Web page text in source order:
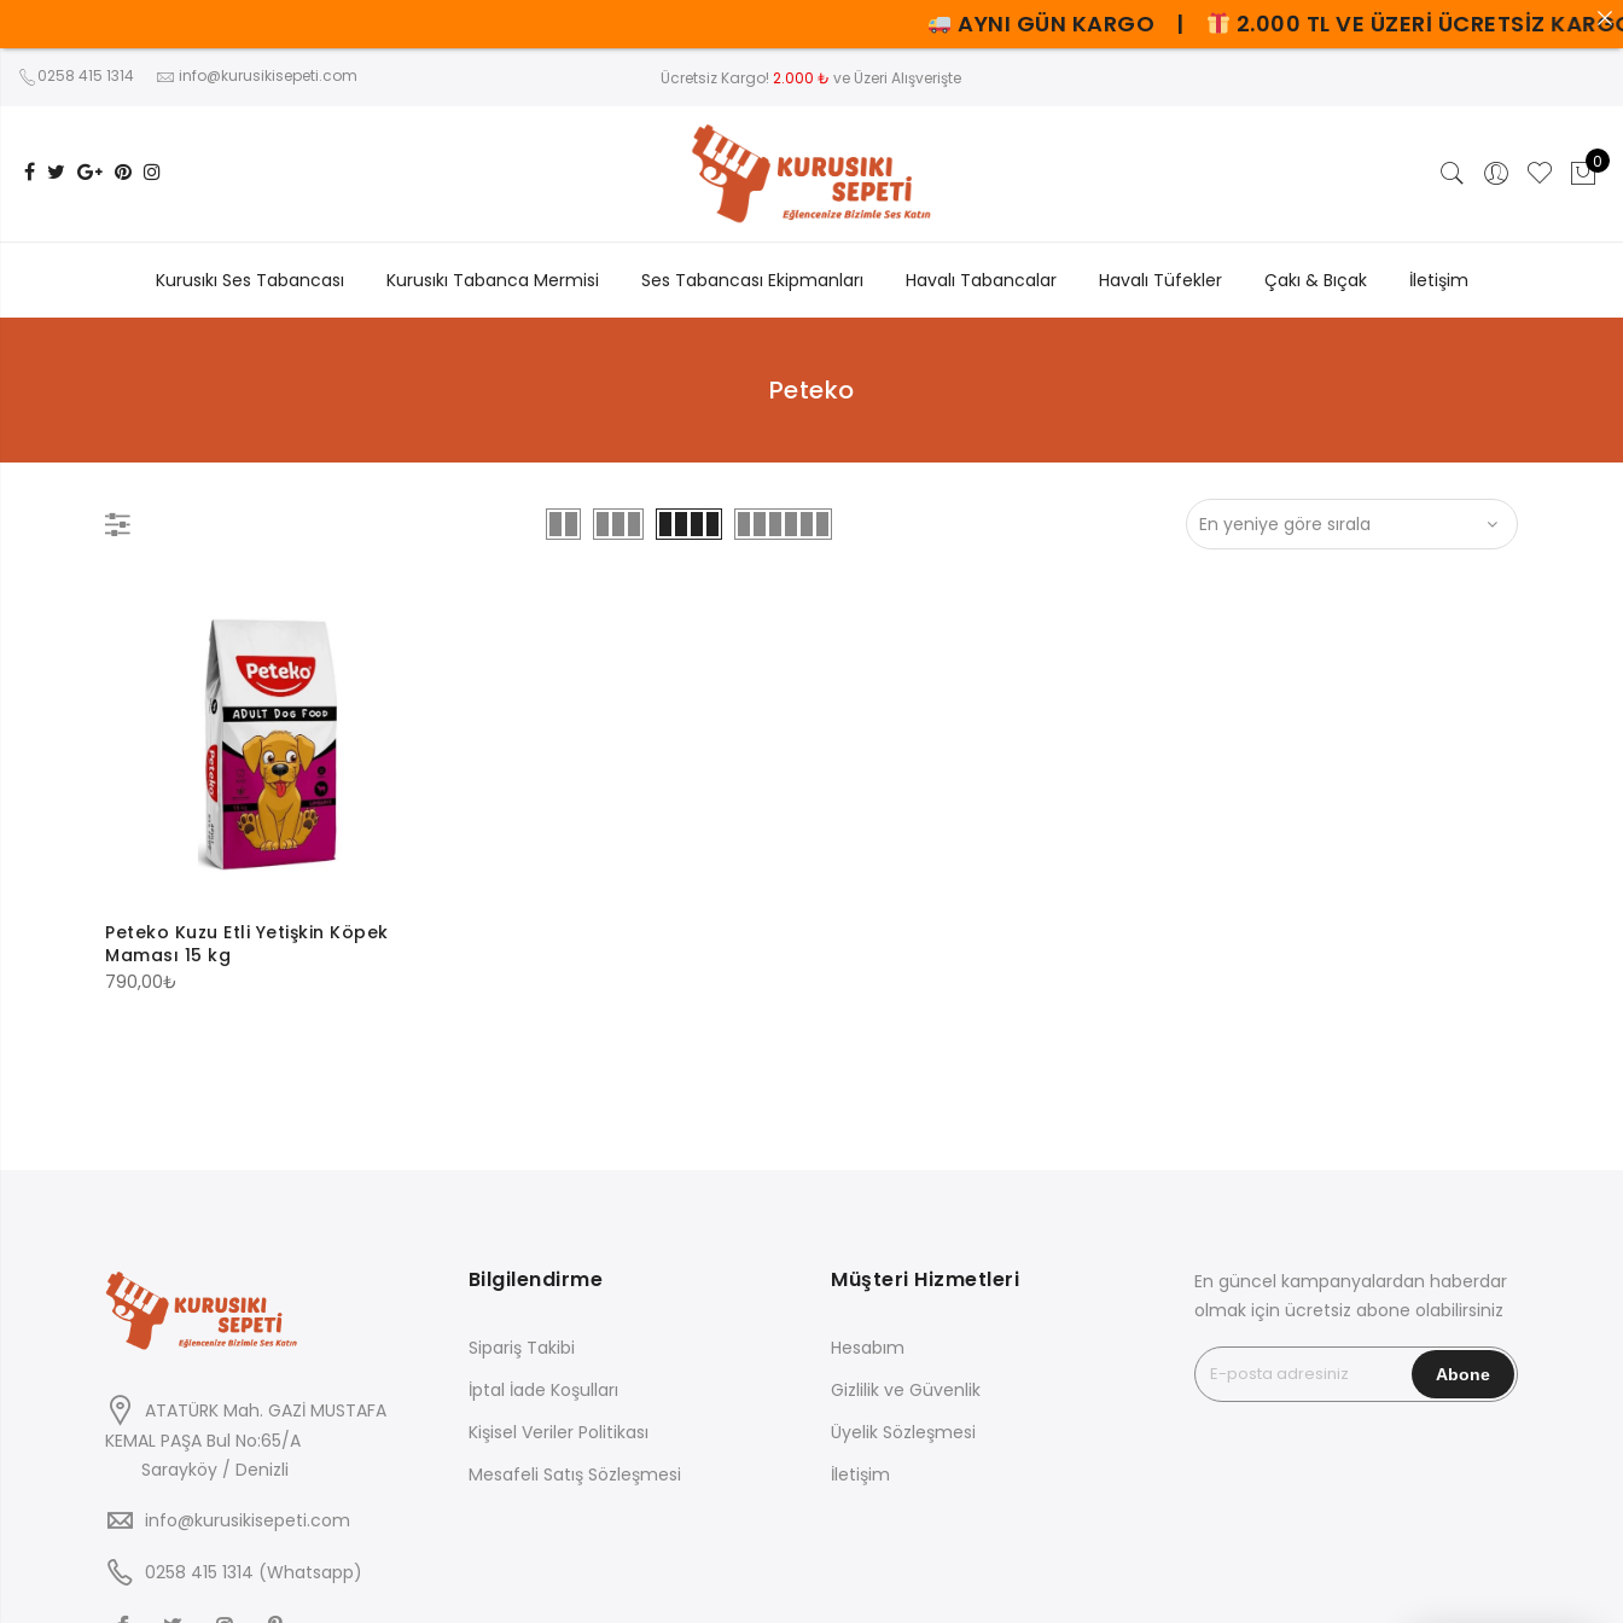
0258 415 1314 info@kurusikisepeti.com Ücretsiz Kargo!2.000 ₺ ve Üzeri Alışverişte
0
Kurusıkı Ses Tabancası Kurusıkı Tabanca Mermisi Ses Tabancası Ekipmanları Havalı Tabancalar Havalı Tüfekler Çakı & Bıçak İletişim
Peteko
Peteko Kuzu Etli Yetişkin Köpek
Maması 15 kg
790,00₺
ATATÜRK Mah. GAZİ MUSTAFA
KEMAL PAŞA Bul No:65/A
Sarayköy / Denizli
info@kurusikisepeti.com
0258 415 1314 (Whatsapp)
Bilgilendirme
Sipariş Takibi
İptal İade Koşulları
Kişisel Veriler Politikası
Mesafeli Satış Sözleşmesi
Müşteri Hizmetleri
Hesabım
Gizlilik ve Güvenlik
Üyelik Sözleşmesi
İletişim
En güncel kampanyalardan haberdar
olmak için ücretsiz abone olabilirsiniz
AYNI GÜN KARGO | 2.000 TL VE ÜZERİ ÜCRETSİZ